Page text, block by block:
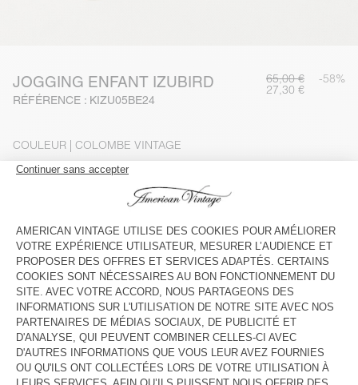
JOGGING ENFANT IZUBIRD
RÉFÉRENCE : KIZU05BE24
65,00 € -58%
27,30 €
COULEUR | COLOMBE VINTAGE
3 5 7 9 11 13
GUIDE DES TAILLES
Livraison estimée entre le mercredi 12 août et le vendredi 14
août
AJOUTER AU PANIER
DESCRIPTION